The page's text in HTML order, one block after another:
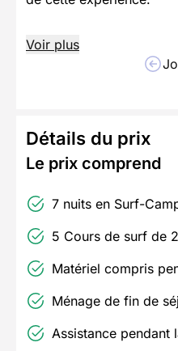
Voir plus
Détails du prix
Le prix comprend
7 nuits en Surf-
5 Cours de surf de
Matériel compris
Ménage de fin de
Assistance pendant